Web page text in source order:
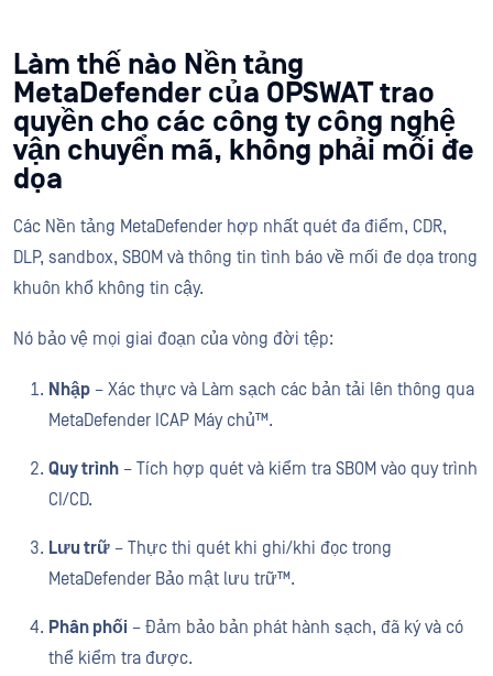
Làm thế nào Nền tảng
MetaDefender của OPSWAT trao
quyền cho các công ty công nghệ
vận chuyển mã, không phải mối đe
dọa
Các Nền tảng MetaDefender hợp nhất quét đa điểm, CDR,
DLP, sandbox, SBOM và thông tin tình báo về mối đe dọa trong
khuôn khổ không tin cậy.
Nó bảo vệ mọi giai đoạn của vòng đời tệp:
Nhập – Xác thực và Làm sạch các bản tải lên thông qua
MetaDefender ICAP Máy chủ™.
Quy trình – Tích hợp quét và kiểm tra SBOM vào quy trình
CI/CD.
Lưu trữ – Thực thi quét khi ghi/khi đọc trong
MetaDefender Bảo mật lưu trữ™.
Phân phối – Đảm bảo bản phát hành sạch, đã ký và có
thể kiểm tra được.